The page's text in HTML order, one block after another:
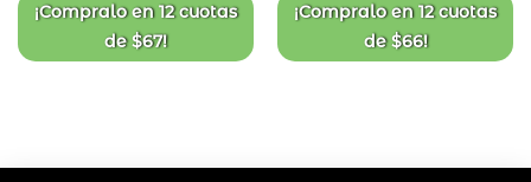
¡Compralo en12 cuotas
de$67!
¡Compralo en12 cuotas
de$66!